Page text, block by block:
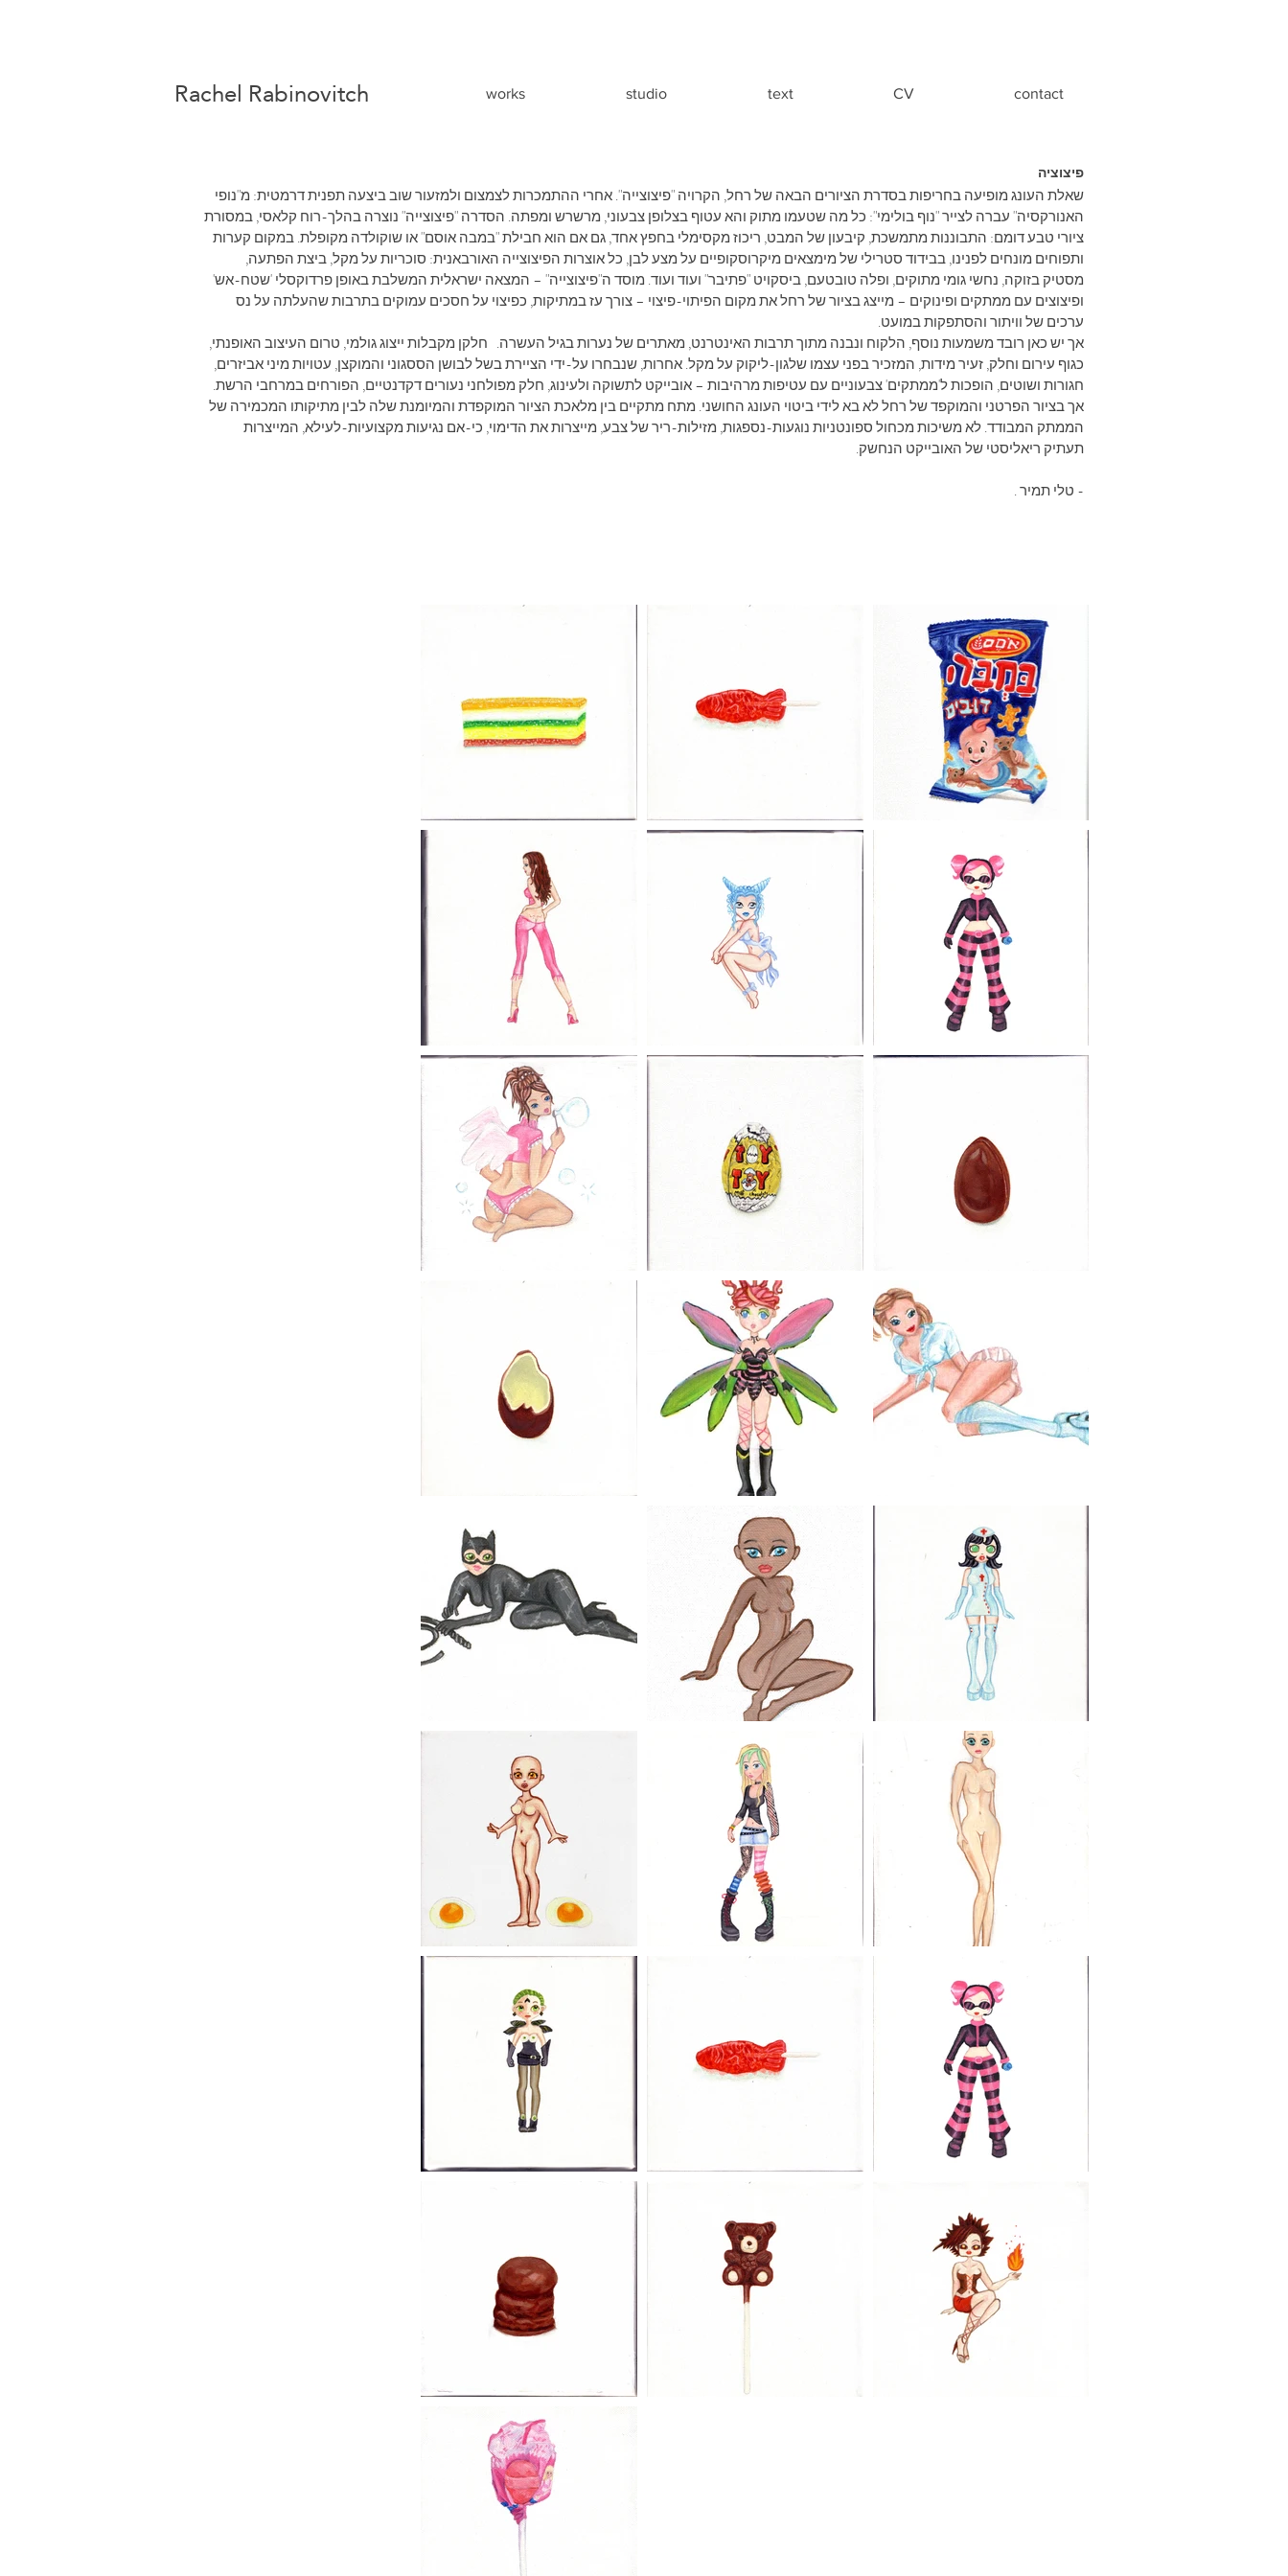
works studio text CV contact
Rachel Rabinovitch
פיצוציה
שאלת העונג מופיעה בחריפות בסדרת הציורים הבאה של רחל, הקרויה "פיצוצייה". אחרי ההתמכרות לצמצום ולמזעור שוב ביצעה תפנית דרמטית: מ"נופי
האנורקסיה" עברה לצייר "נוף בולימי": כל מה שטעמו מתוק והא עטוף בצלופן צבעוני, מרשרש ומפתה. הסדרה "פיצוצייה" נוצרה בהלך-רוח קלאסי, במסורת
ציורי טבע דומם: התבוננות מתמשכת, קיבעון של המבט, ריכוז מקסימלי בחפץ אחד, גם אם הוא חבילת "במבה אוסם" או שוקולדה מקופלת. במקום קערות
ותפוחים מונחים לפנינו, בבידוד סטרילי של מימצאים מיקרוסקופיים על מצע לבן, כל אוצרות הפיצוצייה האורבאנית: סוכריות על מקל, ביצת הפתעה,
מסטיק בזוקה, נחשי גומי מתוקים, ופלה טובטעם, ביסקויט "פתיבר" ועוד ועוד. מוסד ה"פיצוצייה" – המצאה ישראלית המשלבת באופן פרדוקסלי 'שטח-אש'
ופיצוצים עם ממתקים ופינוקים – מייצג בציור של רחל את מקום הפיתוי-פיצוי – צורך עז במתיקות, כפיצוי על חסכים עמוקים בתרבות שהעלתה על נס
ערכים של וויתור והסתפקות במועט.
אך יש כאן רובד משמעות נוסף, הלקוח ונבנה מתוך תרבות האינטרנט, מאתרים של נערות בגיל העשרה. חלקן מקבלות ייצוג גולמי, טרום העיצוב האופנתי,
כגוף עירום וחלק, זעיר מידות, המזכיר בפני עצמו שלגון-ליקוק על מקל. אחרות, שנבחרו על-ידי הציירת בשל לבושן הססגוני והמוקצן, עטויות מיני אביזרים,
חגורות ושוטים, הופכות ל'ממתקים' צבעוניים עם עטיפות מרהיבות – אובייקט לתשוקה ולעינוג, חלק מפולחני נעורים דקדנטיים, הפורחים במרחבי הרשת.
אך בציור הפרטני והמוקפד של רחל לא בא לידי ביטוי העונג החושני. מתח מתקיים בין מלאכת הציור המוקפדת והמיומנת שלה לבין מתיקותו המכמירה של
הממתק המבודד. לא משיכות מכחול ספונטניות נוגעות-נספגות, מזילות-ריר של צבע, מייצרות את הדימוי, כי-אם נגיעות מקצועיות-לעילא, המייצרות
תעתיק ריאליסטי של האובייקט הנחשק.
- טלי תמיר .